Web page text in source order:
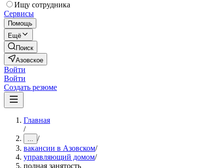
Ищу сотрудника
Сервисы
Помощь
Ещё
Поиск
Азовское
Войти
Войти
Создать резюме
Главная
/
... /
вакансии в Азовском/
управляющий домом/
полная занятость